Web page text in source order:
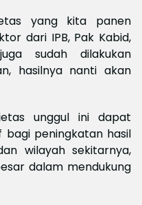
yang kita panen
dari IPB, Pak Kabid,
sudah dilakukan
hasilnya nanti akan
unggul ini dapat
peningkatan hasil
wilayah sekitarnya,
dalam mendukung